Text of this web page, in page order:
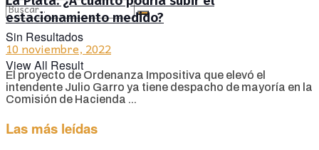
Sin Resultados
View All Result
estacionamiento medido?
10 noviembre, 2022
El proyecto de Ordenanza Impositiva que elevó el
intendente Julio Garro ya tiene despacho de mayoría en la
Comisión de Hacienda ...
Las más leídas